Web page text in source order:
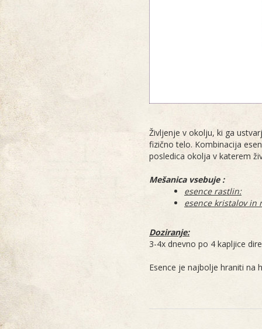
Življenje v okolju, ki ga
fizično telo. Kombinacija
posledica okolja v katerem
Mešanica vsebuje :
esence rastlin:
esence kristalov in
Doziranje:
3-4x dnevno po 4 kapljice
Esence je najbolje hraniti na